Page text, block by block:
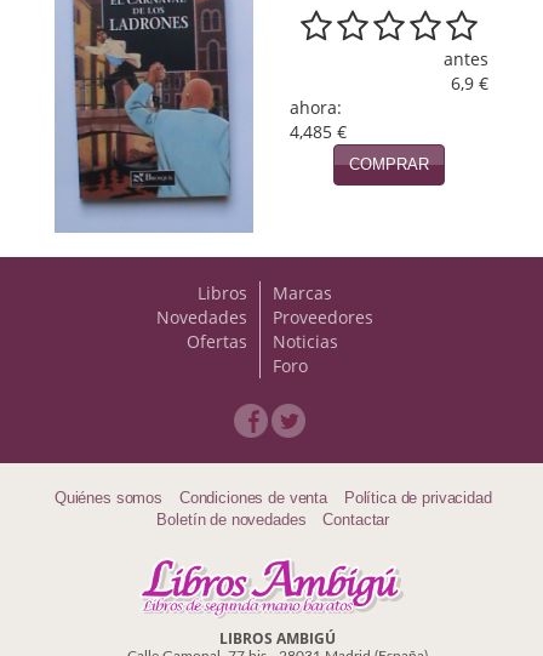
Papás, Mamás, Bebés…
Poesía
Política
Psicología. Educación
Religión
Segunda Guerra Mundial
Tema Local
antes
6,9 €
ahora:
4,485 €
COMPRAR
Libros
Novedades
Ofertas
Marcas
Proveedores
Noticias
Foro
Quiénes somos Condiciones de venta
Política de privacidad
Boletín de novedades
Contactar
LIBROS AMBIGÚ